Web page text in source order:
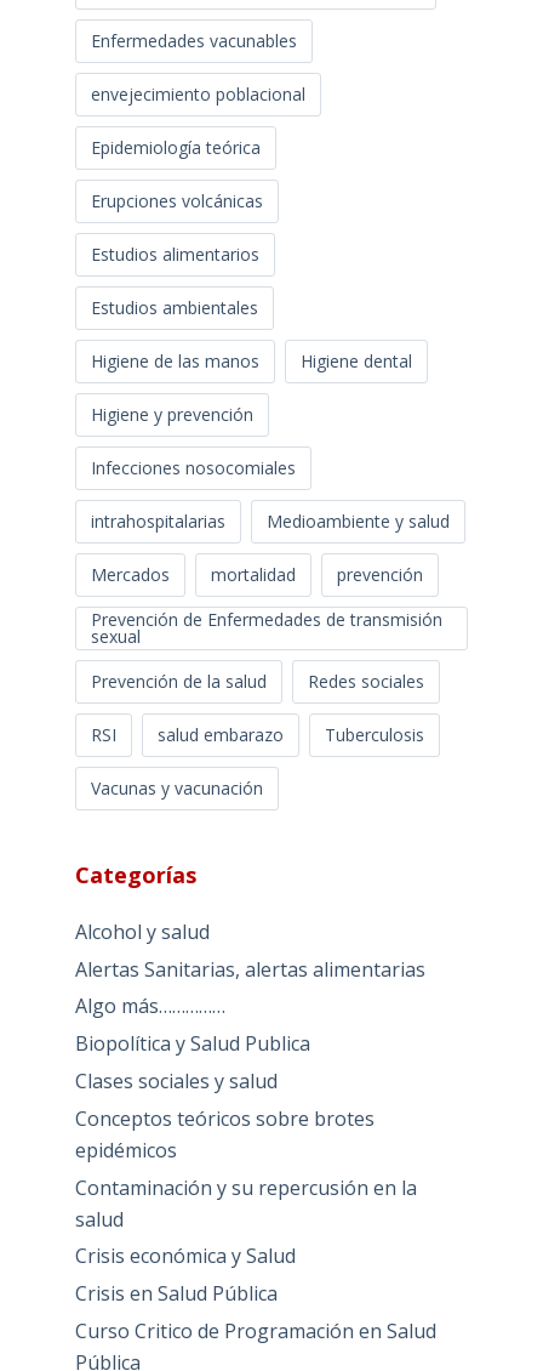
Enfermedades vacunables
envejecimiento poblacional
Epidemiología teórica
Erupciones volcánicas
Estudios alimentarios
Estudios ambientales
Higiene de las manos Higiene dental
Higiene y prevención
Infecciones nosocomiales
intrahospitalarias Medioambiente y salud
Mercados mortalidad
prevención
Prevención de Enfermedades de transmisión
sexual
Prevención de la salud
Redes sociales
RSI salud embarazo Tuberculosis
Vacunas y vacunación
Categorías
Alcohol y salud
Alertas Sanitarias, alertas alimentarias
Algo más……………
Biopolítica y Salud Publica
Clases sociales y salud
Conceptos teóricos sobre brotes
epidémicos
Contaminación y su repercusión en la
salud
Crisis económica y Salud
Crisis en Salud Pública
Curso Critico de Programación en Salud
Pública